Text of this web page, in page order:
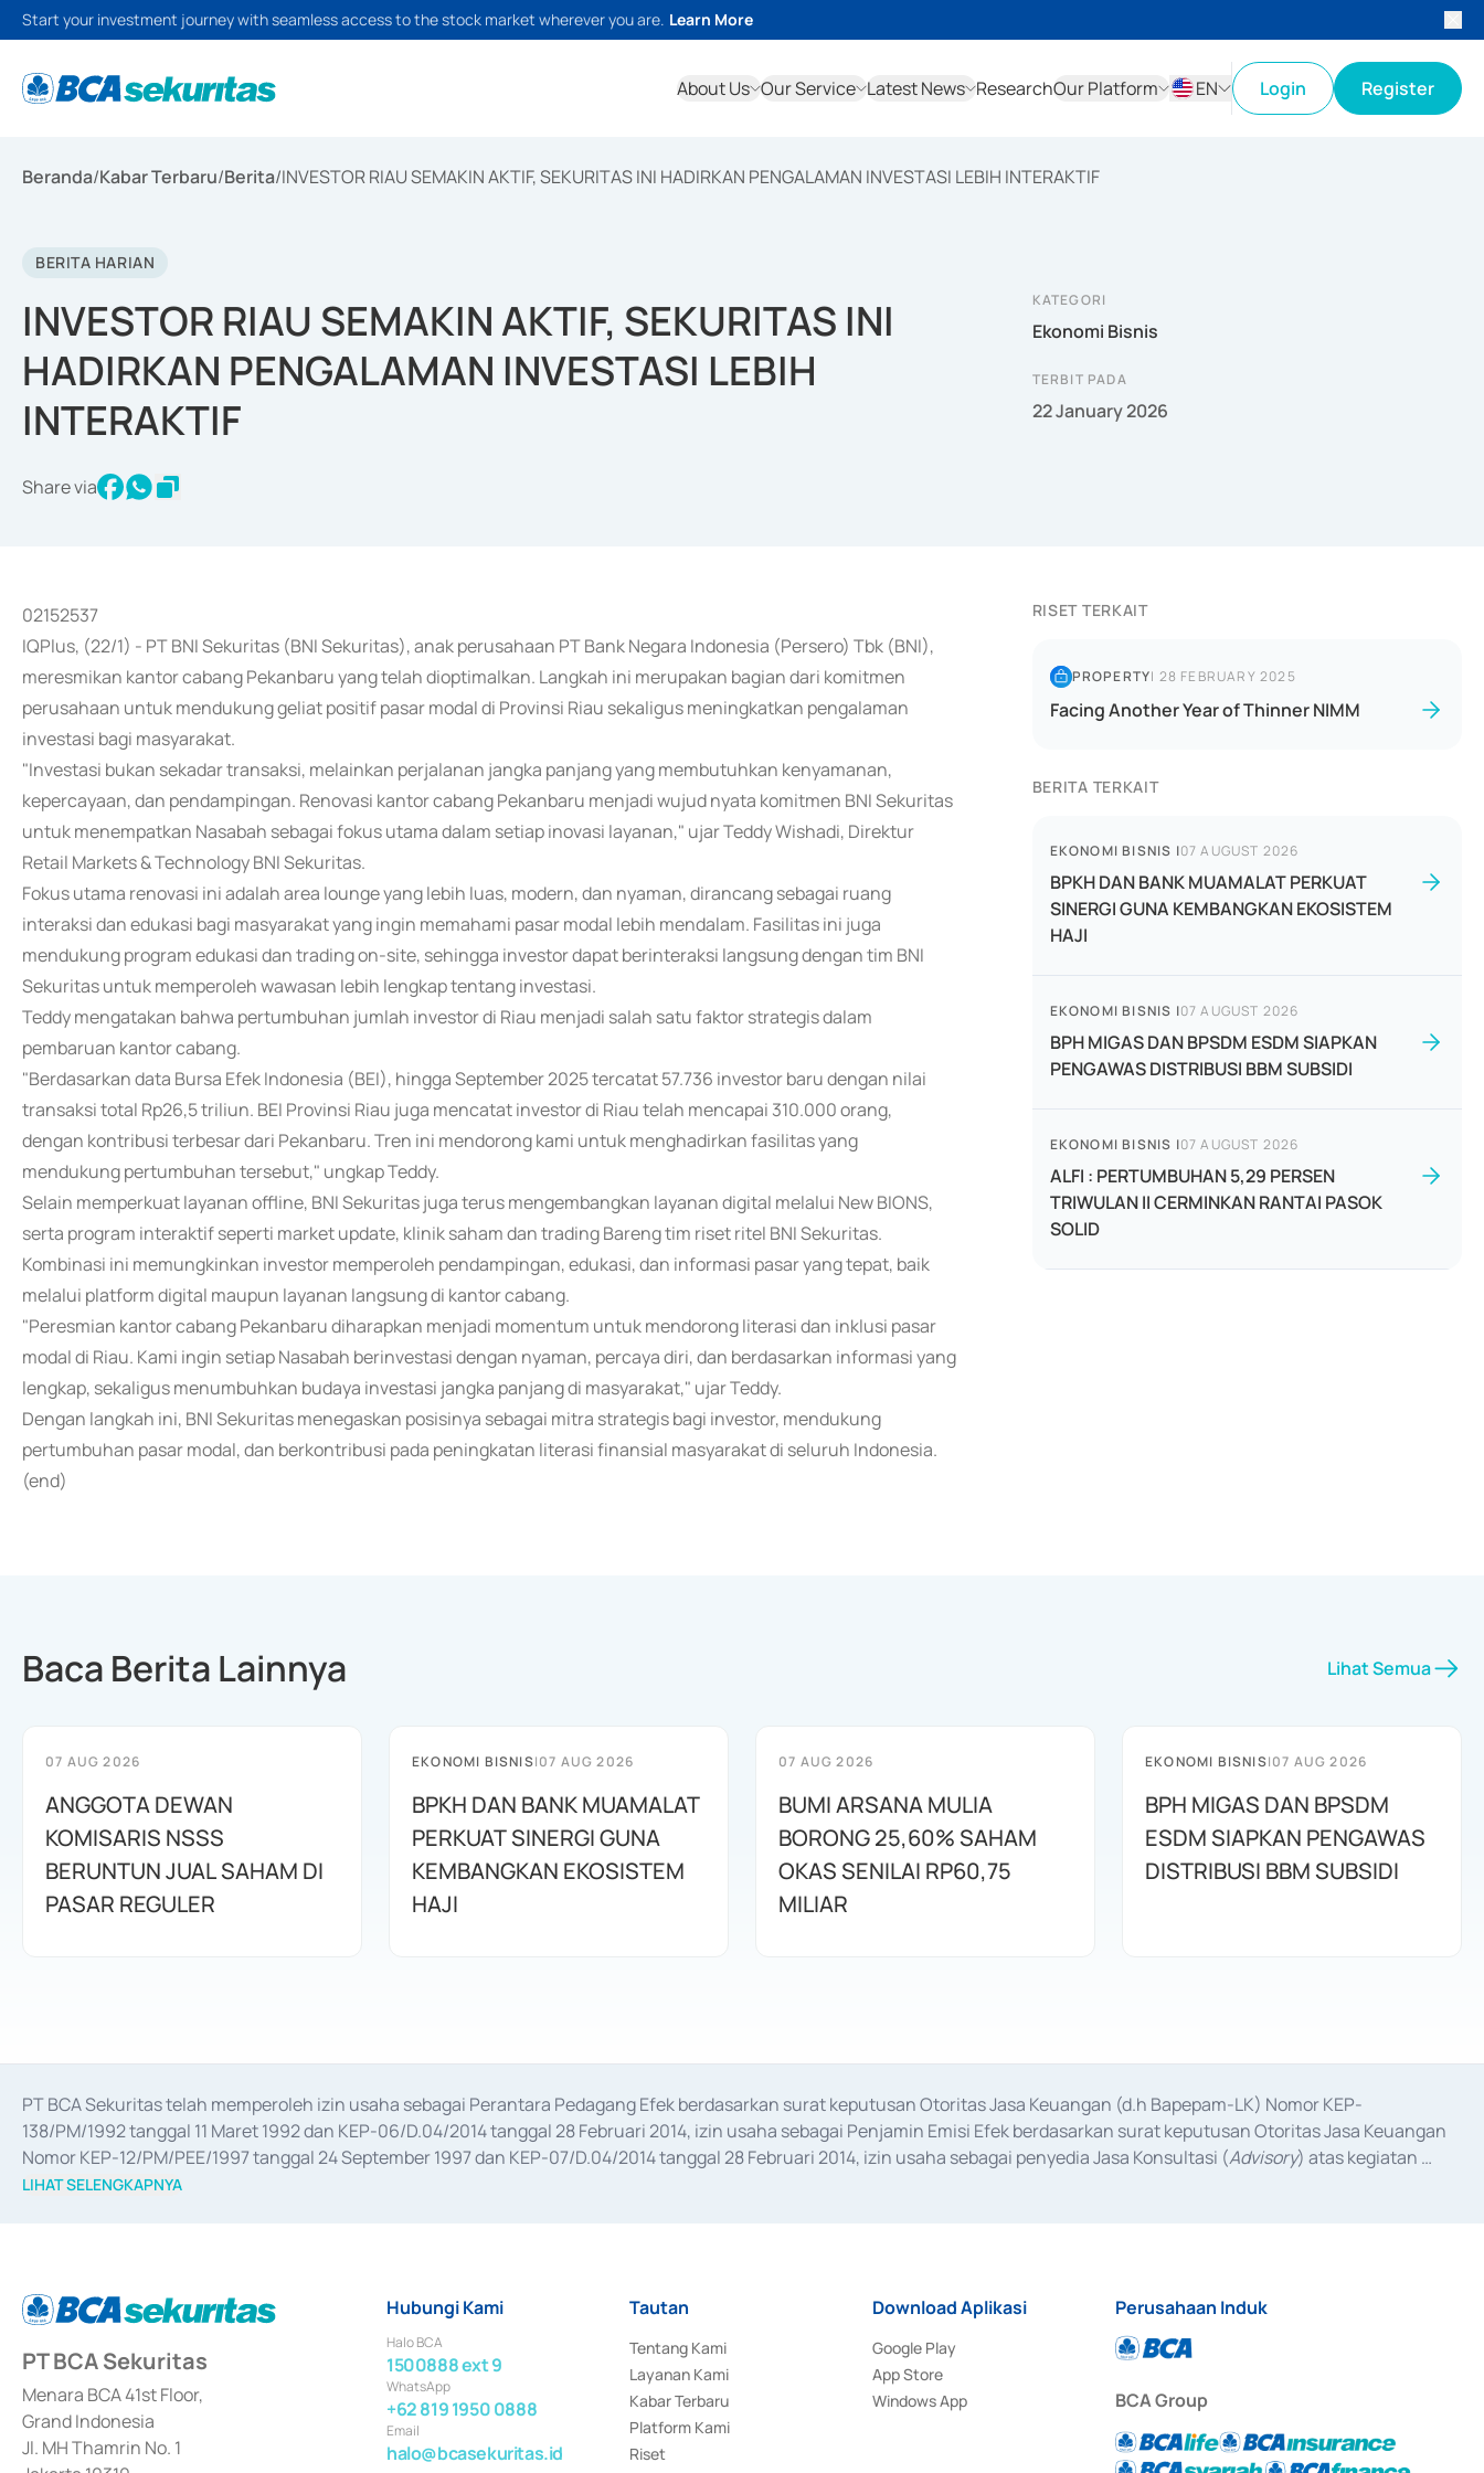
Start your investment journey with seamless access to the stock market wherever you are. Learn More
About Us Our Service Latest News ResearchOur Platform
EN
Login Register
Beranda/Kabar Terbaru/Berita/INVESTOR RIAU SEMAKIN AKTIF, SEKURITAS INI HADIRKAN PENGALAMAN INVESTASI LEBIH INTERAKTIF
BERITA HARIAN
INVESTOR RIAU SEMAKIN AKTIF, SEKURITAS INI
HADIRKAN PENGALAMAN INVESTASI LEBIH
INTERAKTIF
Share via
KATEGORI
Ekonomi Bisnis
TERBIT PADA
22 January 2026
02152537
IQPlus, (22/1) - PT BNI Sekuritas (BNI Sekuritas), anak perusahaan PT Bank Negara Indonesia (Persero) Tbk (BNI),
meresmikan kantor cabang Pekanbaru yang telah dioptimalkan. Langkah ini merupakan bagian dari komitmen
perusahaan untuk mendukung geliat positif pasar modal di Provinsi Riau sekaligus meningkatkan pengalaman
investasi bagi masyarakat.
"Investasi bukan sekadar transaksi, melainkan perjalanan jangka panjang yang membutuhkan kenyamanan,
kepercayaan, dan pendampingan. Renovasi kantor cabang Pekanbaru menjadi wujud nyata komitmen BNI Sekuritas
untuk menempatkan Nasabah sebagai fokus utama dalam setiap inovasi layanan," ujar Teddy Wishadi, Direktur
Retail Markets & Technology BNI Sekuritas.
Fokus utama renovasi ini adalah area lounge yang lebih luas, modern, dan nyaman, dirancang sebagai ruang
interaksi dan edukasi bagi masyarakat yang ingin memahami pasar modal lebih mendalam. Fasilitas ini juga
mendukung program edukasi dan trading on-site, sehingga investor dapat berinteraksi langsung dengan tim BNI
Sekuritas untuk memperoleh wawasan lebih lengkap tentang investasi.
Teddy mengatakan bahwa pertumbuhan jumlah investor di Riau menjadi salah satu faktor strategis dalam
pembaruan kantor cabang.
"Berdasarkan data Bursa Efek Indonesia (BEI), hingga September 2025 tercatat 57.736 investor baru dengan nilai
transaksi total Rp26,5 triliun. BEI Provinsi Riau juga mencatat investor di Riau telah mencapai 310.000 orang,
dengan kontribusi terbesar dari Pekanbaru. Tren ini mendorong kami untuk menghadirkan fasilitas yang
mendukung pertumbuhan tersebut," ungkap Teddy.
Selain memperkuat layanan offline, BNI Sekuritas juga terus mengembangkan layanan digital melalui New BIONS,
serta program interaktif seperti market update, klinik saham dan trading Bareng tim riset ritel BNI Sekuritas.
Kombinasi ini memungkinkan investor memperoleh pendampingan, edukasi, dan informasi pasar yang tepat, baik
melalui platform digital maupun layanan langsung di kantor cabang.
"Peresmian kantor cabang Pekanbaru diharapkan menjadi momentum untuk mendorong literasi dan inklusi pasar
modal di Riau. Kami ingin setiap Nasabah berinvestasi dengan nyaman, percaya diri, dan berdasarkan informasi yang
lengkap, sekaligus menumbuhkan budaya investasi jangka panjang di masyarakat," ujar Teddy.
Dengan langkah ini, BNI Sekuritas menegaskan posisinya sebagai mitra strategis bagi investor, mendukung
pertumbuhan pasar modal, dan berkontribusi pada peningkatan literasi finansial masyarakat di seluruh Indonesia.
(end)
RISET TERKAIT
PROPERTY| 28 FEBRUARY 2025
Facing Another Year of Thinner NIMM
BERITA TERKAIT
EKONOMI BISNIS |07 AUGUST 2026
BPKH DAN BANK MUAMALAT PERKUAT
SINERGI GUNA KEMBANGKAN EKOSISTEM
HAJI
EKONOMI BISNIS |07 AUGUST 2026
BPH MIGAS DAN BPSDM ESDM SIAPKAN
PENGAWAS DISTRIBUSI BBM SUBSIDI
EKONOMI BISNIS |07 AUGUST 2026
ALFI : PERTUMBUHAN 5,29 PERSEN
TRIWULAN II CERMINKAN RANTAI PASOK
SOLID
Baca Berita Lainnya Lihat Semua
07 AUG 2026
ANGGOTA DEWAN
KOMISARIS NSSS
BERUNTUN JUAL SAHAM DI
PASAR REGULER
EKONOMI BISNIS|07 AUG 2026
BPKH DAN BANK MUAMALAT
PERKUAT SINERGI GUNA
KEMBANGKAN EKOSISTEM
HAJI
07 AUG 2026
BUMI ARSANA MULIA
BORONG 25,60% SAHAM
OKAS SENILAI RP60,75
MILIAR
EKONOMI BISNIS|07 AUG 2026
BPH MIGAS DAN BPSDM
ESDM SIAPKAN PENGAWAS
DISTRIBUSI BBM SUBSIDI
PT BCA Sekuritas telah memperoleh izin usaha sebagai Perantara Pedagang Efek berdasarkan surat keputusan Otoritas Jasa Keuangan (d.h Bapepam-LK) Nomor KEP-
138/PM/1992 tanggal 11 Maret 1992 dan KEP-06/D.04/2014 tanggal 28 Februari 2014, izin usaha sebagai Penjamin Emisi Efek berdasarkan surat keputusan Otoritas Jasa Keuangan
Nomor KEP-12/PM/PEE/1997 tanggal 24 September 1997 dan KEP-07/D.04/2014 tanggal 28 Februari 2014, izin usaha sebagai penyedia Jasa Konsultasi (Advisory) atas kegiatan
merger, akuisisi, divestasi, dan
LIHAT SELENGKAPNYA
PT BCA Sekuritas
Menara BCA 41st Floor,
Grand Indonesia
Jl. MH Thamrin No. 1
Hubungi Kami
Halo BCA
1500888 ext 9
WhatsApp
+62 819 1950 0888
Email
halo@bcasekuritas.id
Tautan
Tentang Kami
Layanan Kami
Kabar Terbaru
Platform Kami
Riset
Download Aplikasi
Google Play
App Store
Windows App
Perusahaan Induk
BCA Group